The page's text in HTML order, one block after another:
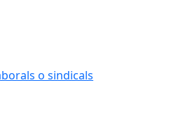
o sindicals